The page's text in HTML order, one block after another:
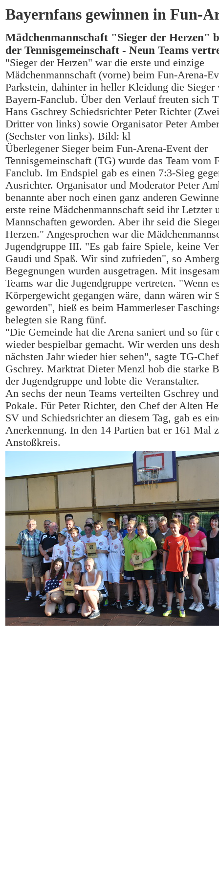
Bayernfans gewinnen in Fun-
Mädchenmannschaft "Sieger der Herzen"
der Tennisgemeinschaft - Neun Teams
"Sieger der Herzen" war die erste und einzige
Mädchenmannschaft (vorne) beim Fun-Arena-
Parkstein, dahinter in heller Kleidung die Sieger
Bayern-Fanclub. Über den Verlauf freuten sich
Hans Gschrey Schiedsrichter Peter Richter
Dritter von links) sowie Organisator Peter
(Sechster von links). Bild: kl
Überlegener Sieger beim Fun-Arena-Event der
Tennisgemeinschaft (TG) wurde das Team vom
Fanclub. Im Endspiel gab es einen 7:3-Sieg
Ausrichter. Organisator und Moderator Peter
benannte aber noch einen ganz anderen
erste reine Mädchenmannschaft seid ihr Letzter
Mannschaften geworden. Aber ihr seid die
Herzen." Angesprochen war die
Jugendgruppe III. "Es gab faire Spiele, keine
Gaudi und Spaß. Wir sind zufrieden", so
Begegnungen wurden ausgetragen. Mit
Teams war die Jugendgruppe vertreten. "Wenn
Körpergewicht gegangen wäre, dann wären wir
geworden", hieß es beim Hammerleser
belegten sie Rang fünf.
"Die Gemeinde hat die Arena saniert und so für
wieder bespielbar gemacht. Wir werden uns
nächsten Jahr wieder hier sehen", sagte TG-
Gschrey. Marktrat Dieter Menzl hob die starke
der Jugendgruppe und lobte die Veranstalter.
An sechs der neun Teams verteilten Gschrey
Pokale. Für Peter Richter, den Chef der Alten
SV und Schiedsrichter an diesem Tag, gab es
Anerkennung. In den 14 Partien bat er 161 Mal
Anstoßkreis.